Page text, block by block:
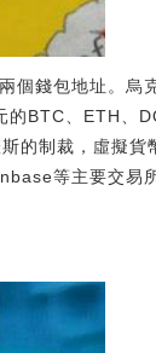
個錢包地址。烏
BTC、ETH、
的制裁，虛擬貨
等主要交易